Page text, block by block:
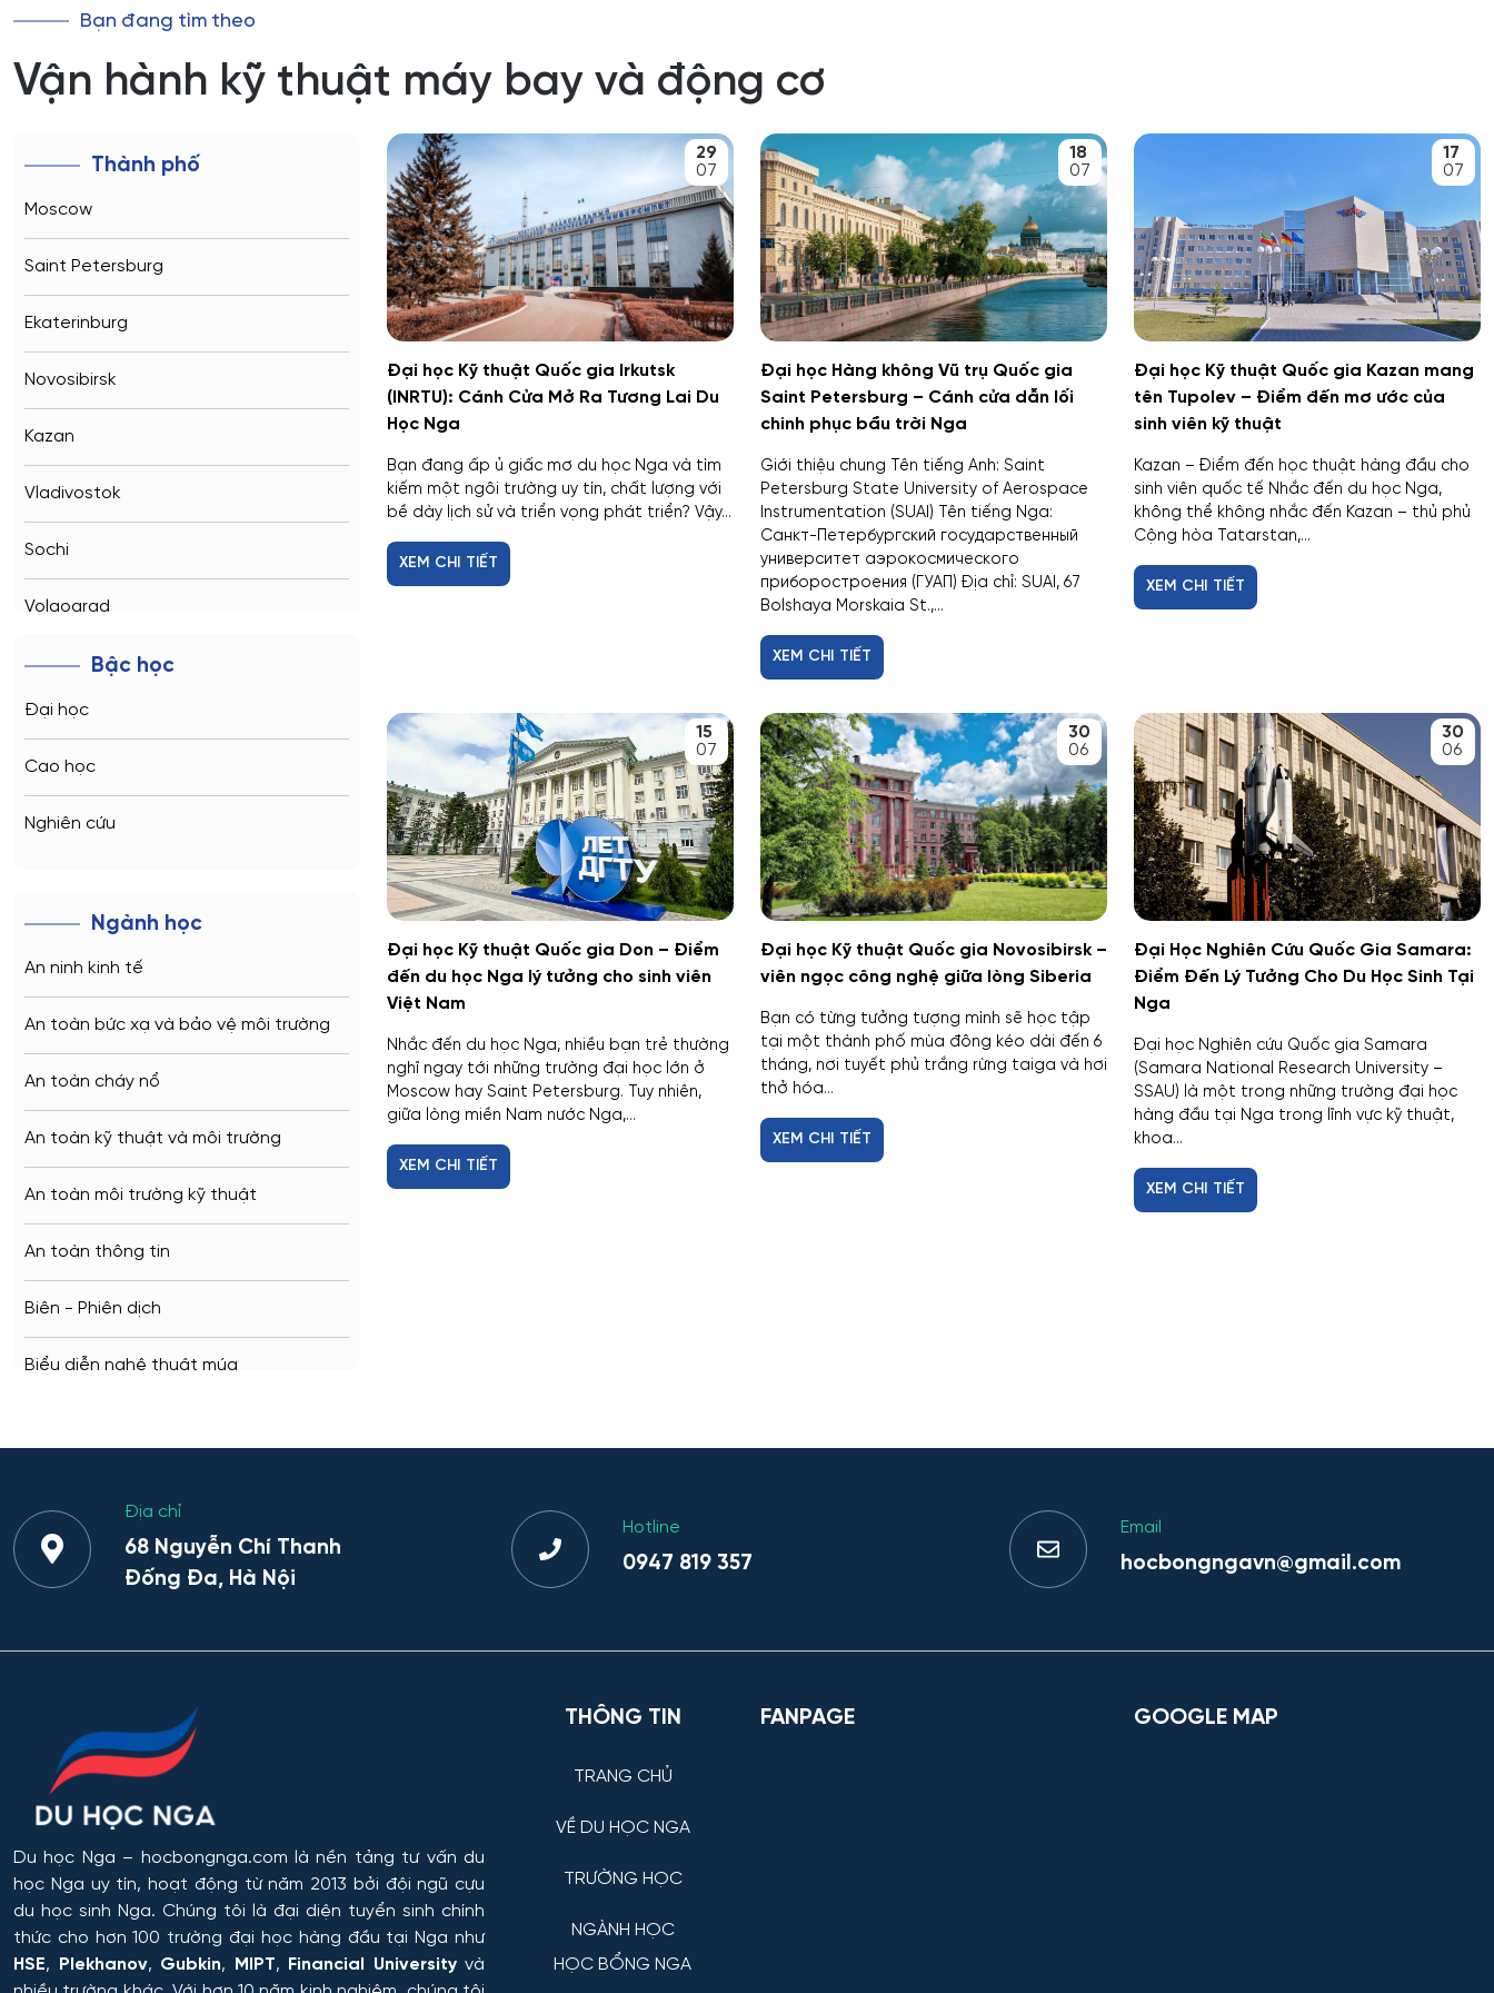
Bạn đang tìm theo
Vận hành kỹ thuật máy bay và động cơ
Thành phố
Moscow
Saint Petersburg
Ekaterinburg
Novosibirsk
Kazan
Vladivostok
Sochi
Volgograd
Kaliningrad
Vladimir
Saratov
Stavropol
Penza
Barnaul
Kursk
Kaluga
Ryazan
Voronezh
Tambov
Yaroslavl
Ivanovo
Nizhny Novgorod
Tyumen
Omsk
Rostov
Orel
Bậc học
Đại học
Cao học
Nghiên cứu
Ngành học
An ninh kinh tế
An toàn bức xạ và bảo vệ môi trường
An toàn cháy nổ
An toàn kỹ thuật và môi trường
An toàn môi trường kỹ thuật
An toàn thông tin
Biên - Phiên dịch
Biểu diễn nghệ thuật múa
Bảo mật công nghệ thông tin trong
thực thi pháp luật
Bảo mật thông tin của hệ thống tự
động
Bảo mật thông tin của hệ thống viễn
thông
Bảo trì kỹ thuật và khai thác thiết bị vô
tuyến điện tử
Bảo tồn và gìn giữ di sản văn hóa và
thiên nhiên
29
07
Đại học Kỹ thuật Quốc gia Irkutsk
(INRTU): Cánh Cửa Mở Ra Tương Lai Du
Học Nga
Bạn đang ấp ủ giấc mơ du học Nga và tìm
kiếm một ngôi trường uy tín, chất lượng với
bề dày lịch sử và triển vọng phát triển? Vậy...
XEM CHI TIẾT
18
07
Đại học Hàng không Vũ trụ Quốc gia
Saint Petersburg – Cánh cửa dẫn lối
chinh phục bầu trời Nga
Giới thiệu chung Tên tiếng Anh: Saint
Petersburg State University of Aerospace
Instrumentation (SUAI) Tên tiếng Nga:
Санкт-Петербургский государственный
университет аэрокосмического
приборостроения (ГУАП) Địa chỉ: SUAI, 67
Bolshaya Morskaia St.,...
XEM CHI TIẾT
17
07
Đại học Kỹ thuật Quốc gia Kazan mang
tên Tupolev – Điểm đến mơ ước của
sinh viên kỹ thuật
Kazan – Điểm đến học thuật hàng đầu cho
sinh viên quốc tế Nhắc đến du học Nga,
không thể không nhắc đến Kazan – thủ phủ
Cộng hòa Tatarstan,...
XEM CHI TIẾT
15
07
Đại học Kỹ thuật Quốc gia Don – Điểm
đến du học Nga lý tưởng cho sinh viên
Việt Nam
Nhắc đến du học Nga, nhiều bạn trẻ thường
nghĩ ngay tới những trường đại học lớn ở
Moscow hay Saint Petersburg. Tuy nhiên,
giữa lòng miền Nam nước Nga,...
XEM CHI TIẾT
30
06
Đại học Kỹ thuật Quốc gia Novosibirsk –
viên ngọc công nghệ giữa lòng Siberia
Bạn có từng tưởng tượng mình sẽ học tập
tại một thành phố mùa đông kéo dài đến 6
tháng, nơi tuyết phủ trắng rừng taiga và hơi
thở hóa...
XEM CHI TIẾT
30
06
Đại Học Nghiên Cứu Quốc Gia Samara:
Điểm Đến Lý Tưởng Cho Du Học Sinh Tại
Nga
Đại học Nghiên cứu Quốc gia Samara
(Samara National Research University –
SSAU) là một trong những trường đại học
hàng đầu tại Nga trong lĩnh vực kỹ thuật,
khoa...
XEM CHI TIẾT
Địa chỉ
68 Nguyễn Chí Thanh
Đống Đa, Hà Nội
Hotline
0947 819 357
Email
hocbongngavn@gmail.com
Du học Nga – hocbongnga.com là nền tảng tư vấn du
học Nga uy tín, hoạt động từ năm 2013 bởi đội ngũ cựu
du học sinh Nga. Chúng tôi là đại diện tuyển sinh chính
thức cho hơn 100 trường đại học hàng đầu tại Nga như
HSE, Plekhanov, Gubkin, MIPT, Financial Universityvà
THÔNG TIN
TRANG CHỦ
VỀ DU HỌC NGA
TRƯỜNG HỌC
NGÀNH HỌC
HỌC BỔNG NGA
FANPAGE GOOGLE MAP